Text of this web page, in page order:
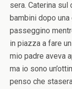
sera. Caterina
bambini dopo
passeggino
in piazza a fare
mio padre aveva
ma io sono
penso che